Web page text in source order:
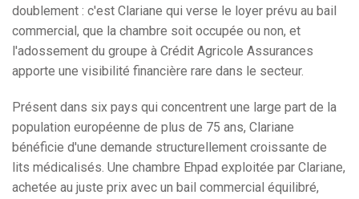
doublement : c'est Clariane qui verse le loyer prévu au bail
commercial, que la chambre soit occupée ou non, et
l'adossement du groupe à Crédit Agricole Assurances
apporte une visibilité financière rare dans le secteur.
Présent dans six pays qui concentrent une large part de la
population européenne de plus de 75 ans, Clariane
bénéficie d'une demande structurellement croissante de
lits médicalisés. Une chambre Ehpad exploitée par Clariane,
achetée au juste prix avec un bail commercial équilibré,